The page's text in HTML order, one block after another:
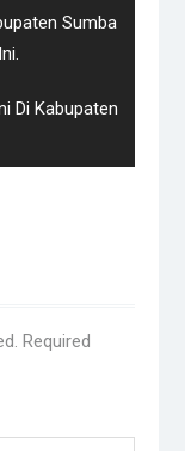
Sumba
Di Kabupaten
Required